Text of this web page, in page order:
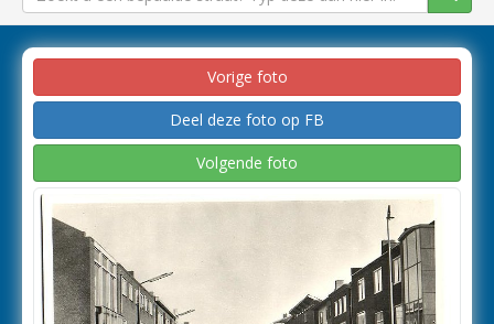
Vorige foto
Deel deze foto op FB
Volgende foto